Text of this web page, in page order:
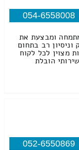
054-6558008
ומבצעת את
וניסיון רב בתחום
מצוין לכל לקוח
הובלת
052-6550869